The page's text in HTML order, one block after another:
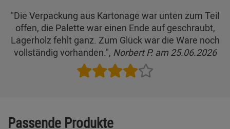
"Die Verpackung aus Kartonage war unten zum Teil
offen, die Palette war einen Ende auf geschraubt,
Lagerholz fehlt ganz. Zum Glück war die Ware noch
vollständig vorhanden.", Norbert P. am 25.06.2026
Passende Produkte